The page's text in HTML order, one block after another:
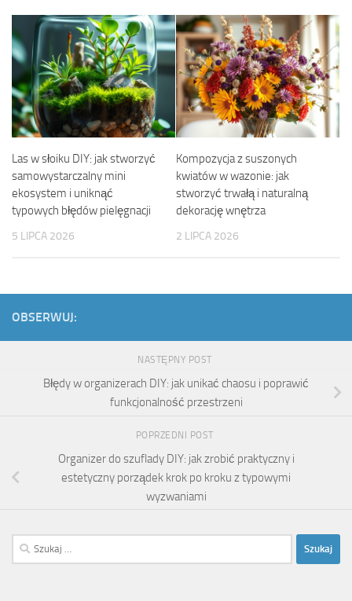
Las w słoiku DIY: jak stworzyć
samowystarczalny mini
ekosystem i uniknąć
typowych błędów pielęgnacji
5 LIPCA 2026
Kompozycja z suszonych
kwiatów w wazonie: jak
stworzyć trwałą i naturalną
dekorację wnętrza
2 LIPCA 2026
OBSERWUJ:
NASTĘPNY POST
Błędy w organizerach DIY: jak unikać chaosu i poprawić
funkcjonalność przestrzeni
POPRZEDNI POST
Organizer do szuflady DIY: jak zrobić praktyczny i
estetyczny porządek krok po kroku z typowymi
wyzwaniami
Szukaj: